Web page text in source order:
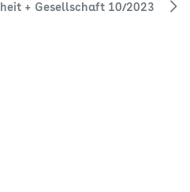
+ Gesellschaft 10/2023